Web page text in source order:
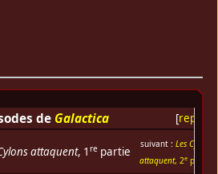
[replier
de Galactica
attaquent, 1 repartie
suivant : Les Cylons
attaquent, 2epartie